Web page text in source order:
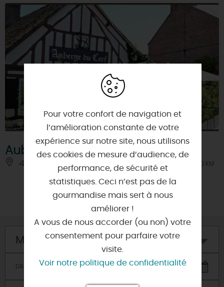
Auberge du Cerf
45240 - MENESTREAU-EN-VILLETTE À 10 KM
Mon hôtel
Pour votre confort de navigation et
l’amélioration constante de votre
expérience sur notre site, nous utilisons
des cookies de mesure d’audience, de
performance, de sécurité et
statistiques. Ceci n’est pas de la
gourmandise mais sert à nous
améliorer !
A vous de nous accorder (ou non) votre
consentement pour parfaire votre
visite.
Voir notre politique de confidentialité